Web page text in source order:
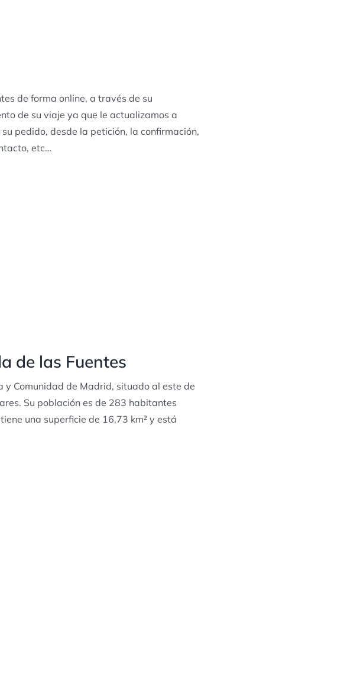
de forma online, a través de su
de su viaje ya que le actualizamos a
pedido, desde la petición, la confirmación,
etc…
de las Fuentes
Comunidad de Madrid, situado al este de
Su población es de 283 habitantes
una superficie de 16,73 km² y está